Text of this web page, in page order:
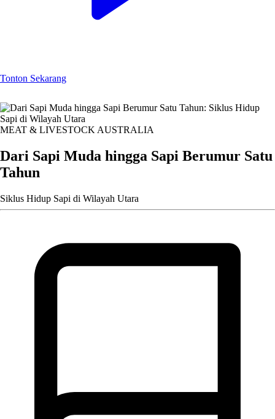
Tonton Sekarang
MEAT & LIVESTOCK AUSTRALIA
Dari Sapi Muda hingga Sapi Berumur Satu
Tahun
Siklus Hidup Sapi di Wilayah Utara